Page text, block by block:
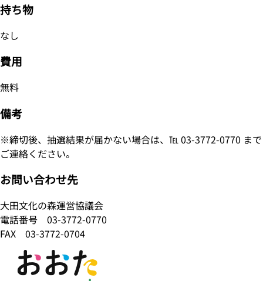
持ち物
なし
費用
無料
備考
※締切後、抽選結果が届かない場合は、℡ 03-3772-0770 まで
ご連絡ください。
お問い合わせ先
大田文化の森運営協議会
電話番号 03-3772-0770
FAX 03-3772-0704